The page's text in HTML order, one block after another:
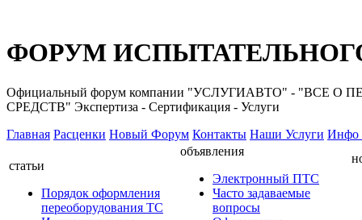
ФОРУМ
Официальный форум компании "УСЛУГИАВТО" -
СРЕДСТВ" Экспертиза - Сертификация - Услуги
Главная Расценки Новый Форум Контакты Наши Услуги Инфо
статьи
Порядок оформления
переоборудования ТС
объявления
Электронный ПТС
Часто задаваемые
вопросы